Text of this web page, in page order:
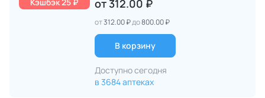
от 312.00 ₽
от312.00 ₽до800.00 ₽
В корзину
Доступно сегодня
в 3684 аптеках